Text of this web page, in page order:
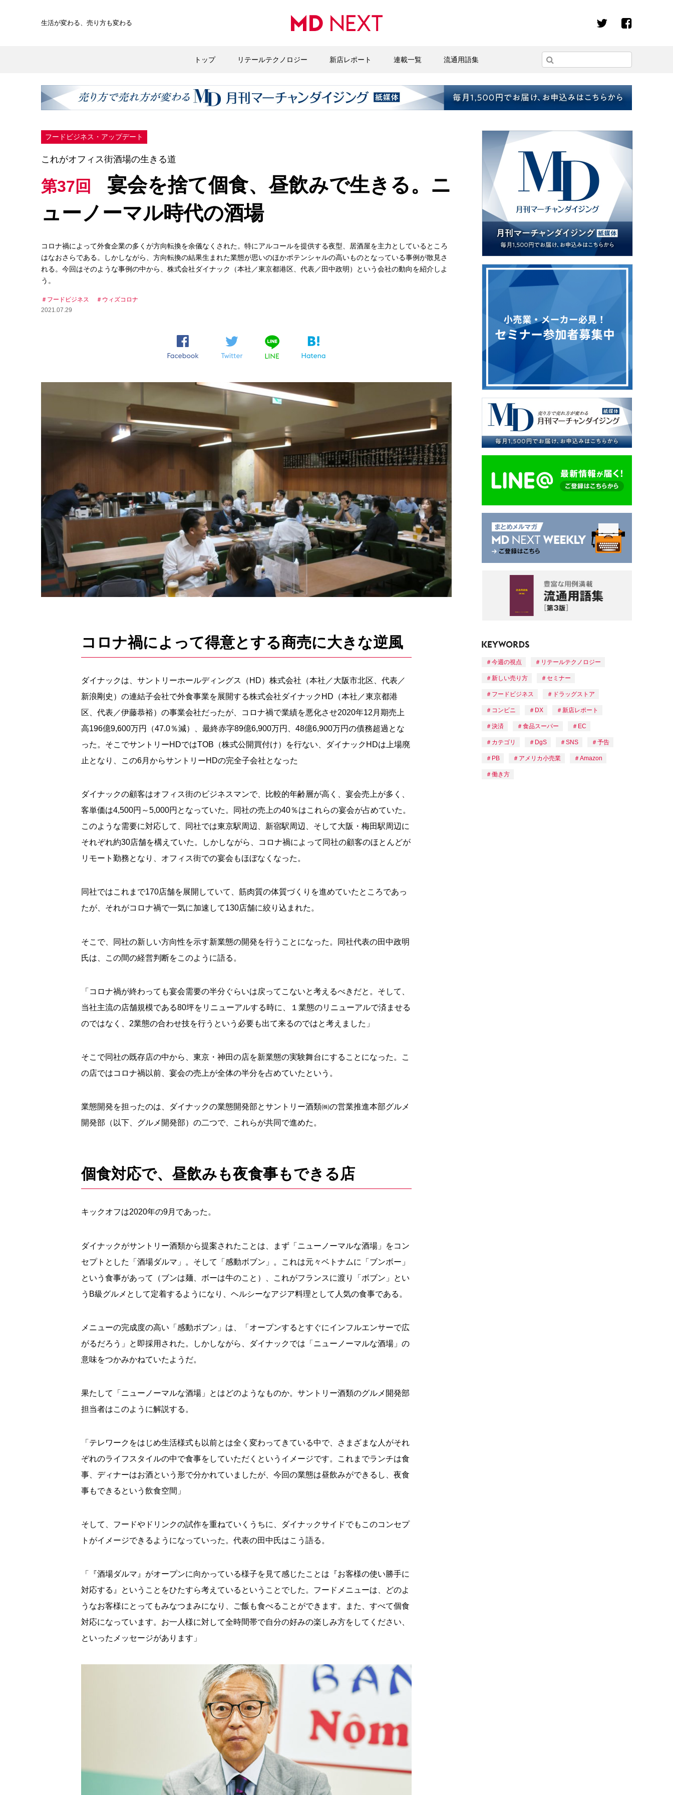
生活が変わる、 売り方も変わる
トップ リテールテクノロジー 新店レポート 連載一覧 流通用語集
フードビジネス・アップデート
これがオフィス街酒場の生きる道
第37回
宴会を捨て個食、昼飲みで生きる。ニ
ューノーマル時代の酒場
コロナ禍によって外食企業の多くが方向転換を余儀なくされた。特にアルコールを提供する夜型、居酒屋を主力としているところ
はなおさらである。しかしながら、方向転換の結果生まれた業態が思いのほかポテンシャルの高いものとなっている事例が散見さ
れる。今回はそのような事例の中から、株式会社ダイナック（本社／東京都港区、代表／田中政明）という会社の動向を紹介しよ
う。
フードビジネス
ウィズコロナ
2021.07.29
コロナ禍によって得意とする商売に大きな逆風
ダイナックは、サントリーホールディングス（ HD）株式会社（本社／大阪市北区、代表／
新浪剛史）の連結子会社で外食事業を展開する株式会社ダイナック HD （本社／東京都港
区、代表／伊藤恭裕）の事業会社だったが、コロナ禍で業績を悪化させ2020年12 月期売上
高196億9,600万円（47.0％減）、最終赤字89億6,900万円、 48億6,900万円の債務超過とな
った。そこでサントリーHDではTOB （株式公開買付け）を行ない、ダイナック HDは上場廃
止となり、この6月からサントリーHDの完全子会社となった
ダイナックの顧客はオフィス街のビジネスマンで、比較的年齢層が高く、宴会売上が多く、
客単価は4,500円～5,000円となっていた。同社の売上の40％はこれらの宴会が占めていた。
このような需要に対応して、同社では東京駅周辺、新宿駅周辺、そして大阪・梅田駅周辺に
それぞれ約30店舗を構えていた。しかしながら、コロナ禍によって同社の顧客のほとんどが
リモート勤務となり、オフィス街での宴会もほぼなくなった。
同社ではこれまで170店舗を展開していて、筋肉質の体質づくりを進めていたところであっ
たが、それがコロナ禍で一気に加速して130店舗に絞り込まれた。
そこで、同社の新しい方向性を示す新業態の開発を行うことになった。同社代表の田中政明
氏は、この間の経営判断をこのように語る。
「コロナ禍が終わっても宴会需要の半分ぐらいは戻ってこないと考えるべきだと。そして、
当社主流の店舗規模である80坪をリニューアルする時に、１業態のリニューアルで済ませる
のではなく、 2業態の合わせ技を行うという必要も出て来るのではと考えました」
そこで同社の既存店の中から、東京・神田の店を新業態の実験舞台にすることになった。こ
の店ではコロナ禍以前、宴会の売上が全体の半分を占めていたという。
業態開発を担ったのは、ダイナックの業態開発部とサントリー酒類㈱の営業推進本部グルメ
開発部（以下、グルメ開発部）の二つで、これらが共同で進めた。
個食対応で、昼飲みも夜食事もできる店
キックオフは2020年の9月であった。
ダイナックがサントリー酒類から提案されたことは、まず「ニューノーマルな酒場」をコン
セプトとした「酒場ダルマ」。そして「感動ボブン」。これは元々ベトナムに「ブンボー」
という食事があって（ブンは麺、ボーは牛のこと）、これがフランスに渡り「ボブン」とい
う B級グルメとして定着するようになり、ヘルシーなアジア料理として人気の食事である。
メニューの完成度の高い「感動ボブン」は、「オープンするとすぐにインフルエンサーで広
がるだろう」と即採用された。しかしながら、ダイナックでは「ニューノーマルな酒場」の
意味をつかみかねていたようだ。
果たして「ニューノーマルな酒場」とはどのようなものか。サントリー酒類のグルメ開発部
担当者はこのように解説する。
「テレワークをはじめ生活様式も以前とは全く変わってきている中で、さまざまな人がそれ
ぞれのライフスタイルの中で食事をしていただくというイメージです。これまでランチは食
事、ディナーはお酒という形で分かれていましたが、今回の業態は昼飲みができるし、夜食
事もできるという飲食空間」
そして、フードやドリンクの試作を重ねていくうちに、ダイナックサイドでもこのコンセプ
トがイメージできるようになっていった。代表の田中氏はこう語る。
「『酒場ダルマ』がオープンに向かっている様子を見て感じたことは『お客様の使い勝手に
対応する』ということをひたすら考えているということでした。フードメニューは、どのよ
うなお客様にとってもみなつまみになり、ご飯も食べることができます。また、すべて個食
対応になっています。お一人様に対して全時間帯で自分の好みの楽しみ方をしてください、
といったメッセージがあります」
今週の視点 リテールテクノロジー
新しい売り方 セミナー
フードビジネス ドラッグストア
コンビニ DX 新店レポート
決済 食品スーパー EC
カテゴリ DgS SNS 予告
PB アメリカ小売業 Amazon
働き方